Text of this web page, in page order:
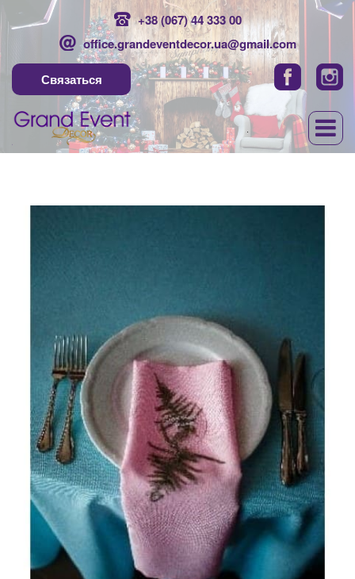
Связаться
+38 (067) 44 333 00
office.grandeventdecor.ua@gmail.com